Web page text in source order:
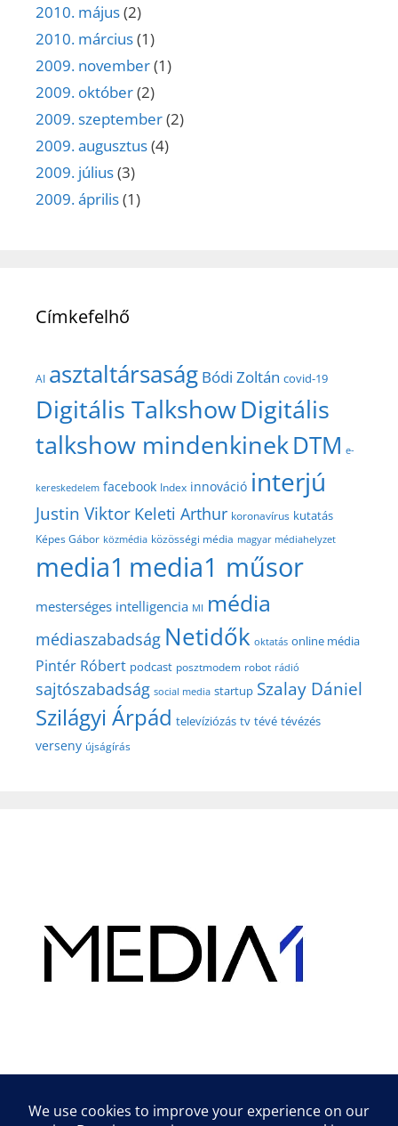
2010. május(2)
2010. március(1)
2009. november(1)
2009. október(2)
2009. szeptember(2)
2009. augusztus(4)
2009. július(3)
2009. április(1)
Címkefelhő
AI asztaltársaság Bódi Zoltán covid-19
Digitális TalkshowDigitális
talkshow mindenkinekDTM e-
kereskedelem facebook Index innováció interjú
Justin Viktor Keleti Arthur koronavírus kutatás
Képes Gábor közmédia közösségi média magyar médiahelyzet
media1 media1 műsor
mesterséges intelligencia MI média
médiaszabadság Netidők oktatás online média
Pintér Róbert podcast posztmodem robot rádió
sajtószabadság social media startup Szalay Dániel
Szilágyi Árpád televíziózás tv tévé tévézés
verseny újságírás